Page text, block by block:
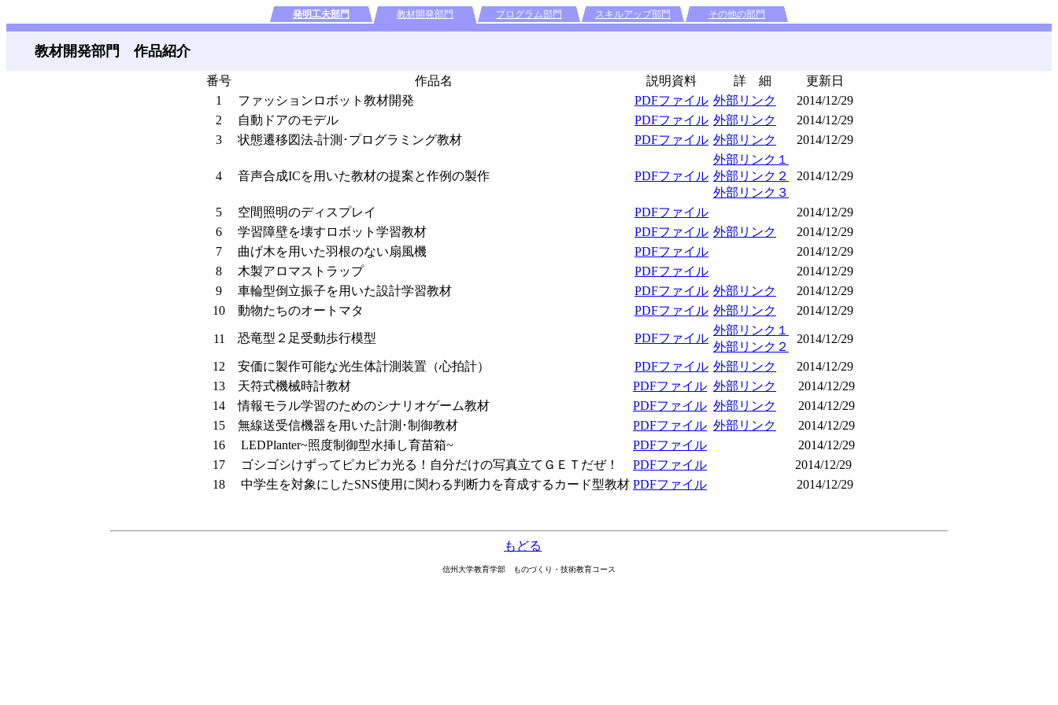
発明工夫部門 教材開発部門 プログラム部門 スキルアップ部門 その他の部門
教材開発部門 作品紹介
番号 作品名 説明資料 詳 細
更新日
1
ファッションロボット教材開発 PDFファイル 外部リンク
2014/12/29
2
自動ドアのモデル PDFファイル 外部リンク
2014/12/29
3
状態遷移図法-計測･プログラミング教材 PDFファイル 外部リンク 2014/12/29
4 音声合成ICを用いた教材の提案と作例の製作 PDFファイル
外部リンク１
外部リンク２
外部リンク３
2014/12/29
5 空間照明のディスプレイ PDFファイル
2014/12/29
6
学習障壁を壊すロボット学習教材 PDFファイル 外部リンク
2014/12/29
7
曲げ木を用いた羽根のない扇風機 PDFファイル
2014/12/29
8
木製アロマストラップ PDFファイル
2014/12/29
9
車輪型倒立振子を用いた設計学習教材 PDFファイル 外部リンク
2014/12/29
10
動物たちのオートマタ PDFファイル 外部リンク 2014/12/29
11 恐竜型２足受動歩行模型 PDFファイル
外部リンク１
外部リンク２
2014/12/29
12 安価に製作可能な光生体計測装置（心拍計） PDFファイル 外部リンク
2014/12/29
13
天符式機械時計教材 PDFファイル 外部リンク
2014/12/29
14
情報モラル学習のためのシナリオゲーム教材 PDFファイル 外部リンク
2014/12/29
15
無線送受信機器を用いた計測･制御教材 PDFファイル 外部リンク
2014/12/29
16
LEDPlanter~照度制御型水挿し育苗箱~ PDFファイル
2014/12/29
17
ゴシゴシけずってピカピカ光る！自分だけの写真立てＧＥＴだぜ！ PDFファイル
2014/12/29
18
中学生を対象にしたSNS使用に関わる判断力を育成するカード型教材 PDFファイル 2014/12/29
もどる
信州大学教育学部 ものづくり・技術教育コース